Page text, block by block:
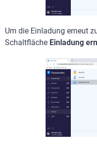
Um die Einladung erneut
Schaltfläche Einladung